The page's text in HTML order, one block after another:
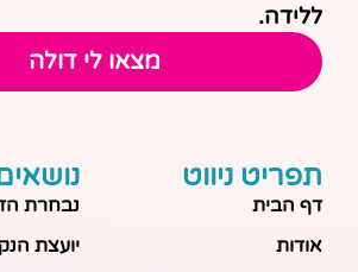
ללידה.
מצאו לי דולה
תפריט ניווט
דף הבית
אודות
נבחרת
יועצת